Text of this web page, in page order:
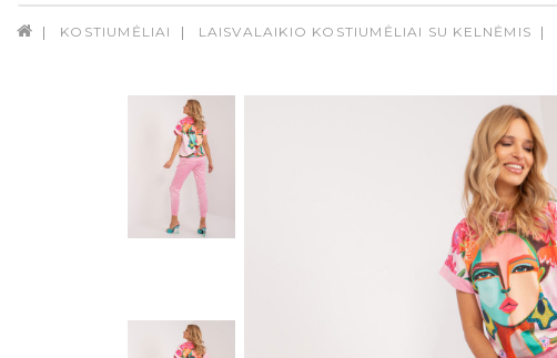
KOSTIUMĖLIAI LAISVALAIKIO KOSTIUMĖLIAI SU KELNĖMIS